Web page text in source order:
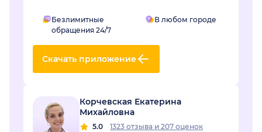
Безлимитные
обращения 24/7
В любом городе
Скачать приложение
Корчевская Екатерина
Михайловна
5.0 1323 отзыва и 207 оценок